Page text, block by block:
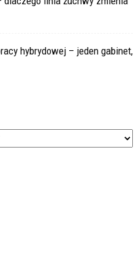
hybrydowej – jeden gabinet,